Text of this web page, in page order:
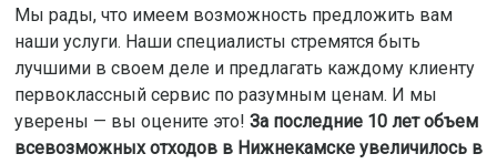
Мы рады, что имеем возможность предложить вам
наши услуги. Наши специалисты стремятся быть
лучшими в своем деле и предлагать каждому клиенту
первоклассный сервис по разумным ценам. И мы
уверены — вы оцените это! За последние 10 лет объем
всевозможных отходов в Нижнекамске увеличилось в